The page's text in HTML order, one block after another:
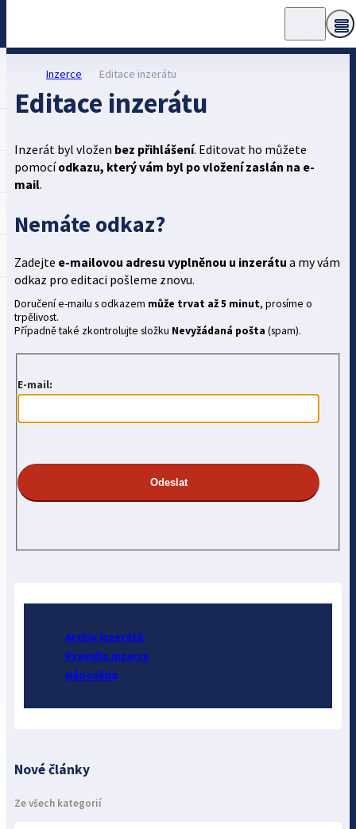
Inzerce Editace inzerátu
Editace inzerátu
Inzerát byl vložen bez přihlášení. Editovat ho můžete
pomocíodkazu, který vám byl po vložení zaslán na e-
mail.
Nemáte odkaz?
Zadejte e-mailovou adresu vyplněnou u inzerátu a my vám
odkaz pro editaci pošleme znovu.
Doručení e-mailu s odkazem může trvat až 5 minut, prosíme o
trpělivost.
Případně také zkontrolujte složku Nevyžádaná pošta (spam).
E-mail:
Archiv inzerátů
Pravidla inzerce
Nápověda
Nové články
Ze všech kategorií